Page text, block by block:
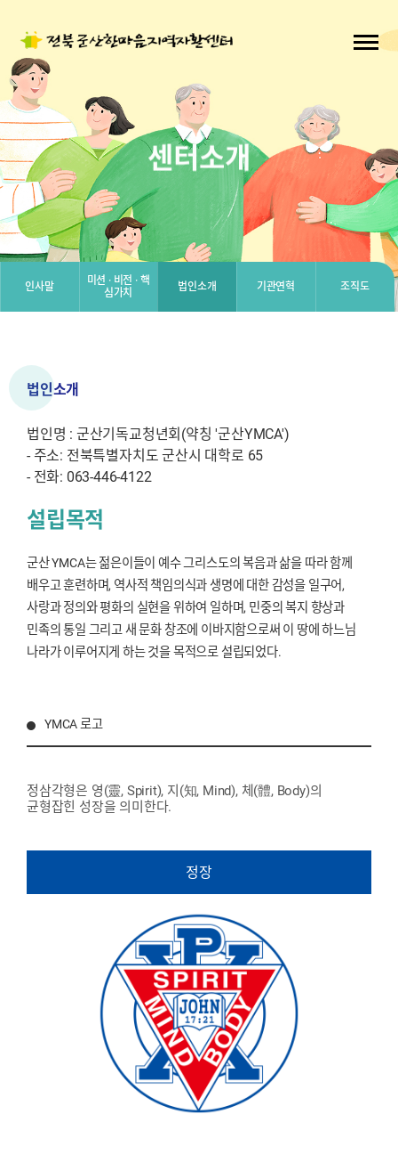
센터소개
인사말
미션 · 비전 · 핵
심가치
법인소개 기관연혁 조직도
법인소개
법인명 : 군산기독교청년회(약칭 '군산YMCA')
- 주소: 전북특별자치도 군산시 대학로 65
- 전화: 063-446-4122
설립목적
군산 YMCA는 젊은이들이 예수 그리스도의 복음과 삶을 따라 함께
배우고 훈련하며, 역사적 책임의식과 생명에 대한 감성을 일구어,
사랑과 정의와 평화의 실현을 위하여 일하며, 민중의 복지 향상과
민족의 통일 그리고 새 문화 창조에 이바지함으로써 이 땅에 하느님
나라가 이루어지게 하는 것을 목적으로 설립되었다.
YMCA 로고
정삼각형은 영(靈, Spirit), 지(知, Mind), 체(體, Body)의
균형잡힌 성장을 의미한다.
정장